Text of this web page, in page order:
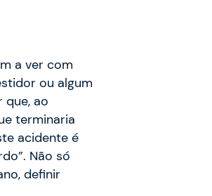
a ver com
ou algum
que, ao
terminaria
acidente é
Não só
definir